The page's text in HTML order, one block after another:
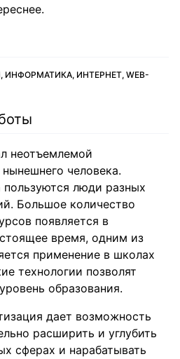
ИНТЕРНЕТ, WEB-
неотъемлемой
человека.
люди разных
Большое количество
появляется в
время, одним из
применение в школах
технологии позволят
образования.
дает возможность
расширить и углубить
сферах и нарабатывать